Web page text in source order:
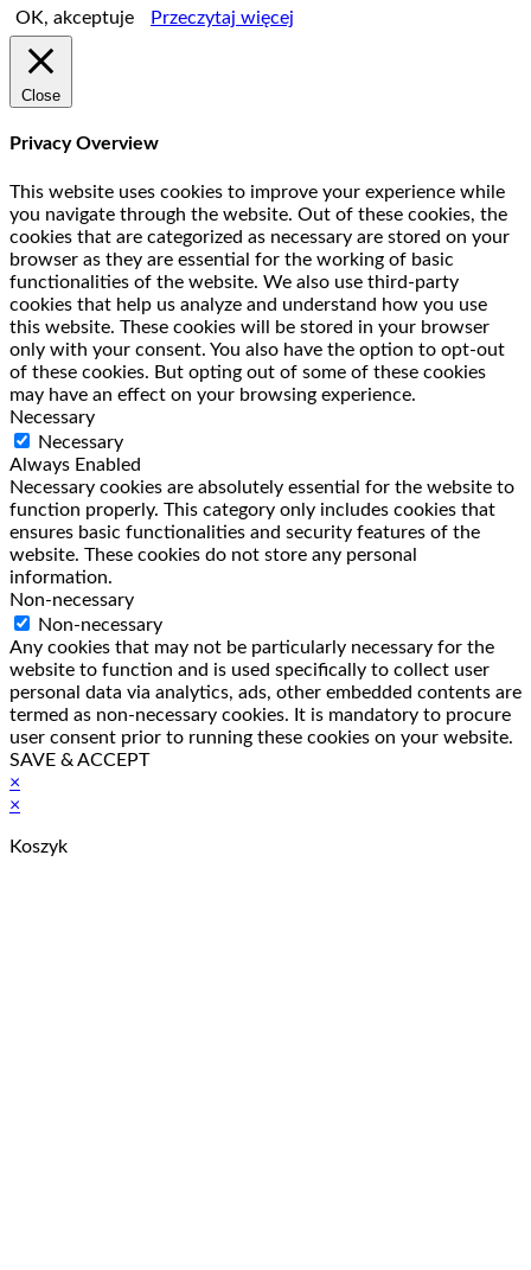
OK, akceptuje
Przeczytaj więcej
Close
Privacy Overview
This website uses cookies to improve your experience while
you navigate through the website. Out of these cookies, the
cookies that are categorized as necessary are stored on your
browser as they are essential for the working of basic
functionalities of the website. We also use third-party
cookies that help us analyze and understand how you use
this website. These cookies will be stored in your browser
only with your consent. You also have the option to opt-out
of these cookies. But opting out of some of these cookies
may have an effect on your browsing experience.
Necessary
Necessary
Always Enabled
Necessary cookies are absolutely essential for the website to
function properly. This category only includes cookies that
ensures basic functionalities and security features of the
website. These cookies do not store any personal
information.
Non-necessary
Non-necessary
Any cookies that may not be particularly necessary for the
website to function and is used specifically to collect user
personal data via analytics, ads, other embedded contents are
termed as non-necessary cookies. It is mandatory to procure
user consent prior to running these cookies on your website.
SAVE & ACCEPT
×
×
Koszyk